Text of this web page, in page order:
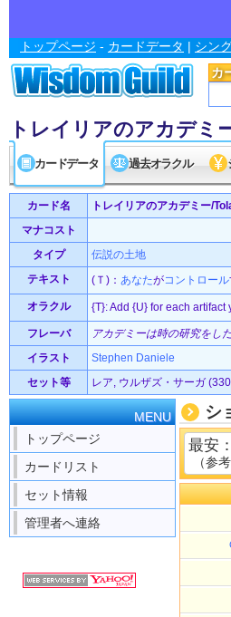
カ
トップページ - カードデータ | シン
トレイリアのアカデミ
カードデータ 過去オラクル
カード名 トレイリアのアカデミー/
マナコスト
タイプ
伝説の土地
テキスト
(Ｔ)： あなたがコントロール
オラクル {T}: Add {U} for each artifact
フレーバ
アカデミーは時の研究を
イラスト
Stephen Daniele
セット等
レア, ウルザズ・サーガ
MENU
トップページ
カードリスト
セット情報
管理者へ連絡
シ
最安：
（参考